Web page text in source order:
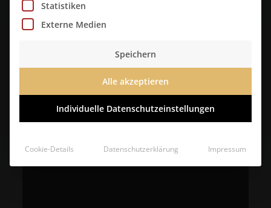
Statistiken
Externe Medien
Speichern
Alle akzeptieren
Individuelle Datenschutzeinstellungen
Cookie-Details Datenschutzerklärung Impressum